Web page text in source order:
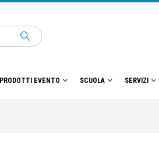
PRODOTTI EVENTO SCUOLA SERVIZI